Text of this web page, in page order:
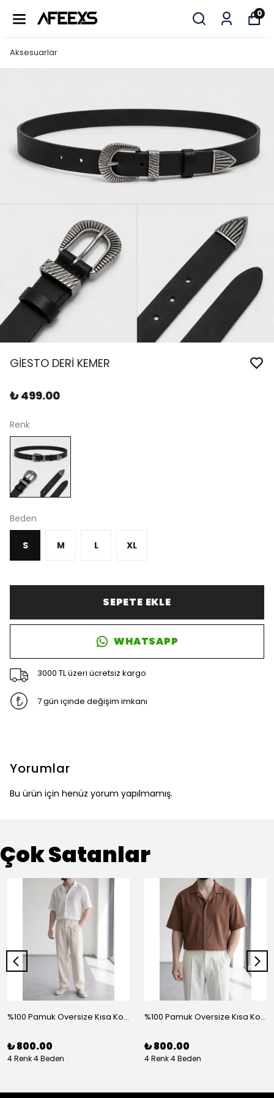
0
Aksesuarlar
GİESTO DERİ KEMER
₺ 499.00
Renk
Beden
S M L XL
SEPETE EKLE
WHATSAPP
3000 TL üzeri ücretsiz kargo
7 gün içinde değişim imkanı
Yorumlar
Bu ürün için henüz yorum yapılmamış.
Çok Satanlar
%100 Pamuk Oversize Kısa Kol Gömlek - Beyaz
₺ 800.00
4 Renk 4 Beden
%100 Pamuk Oversize Kısa Kol Gömlek - Kahve
₺ 800.00
4 Renk 4 Beden